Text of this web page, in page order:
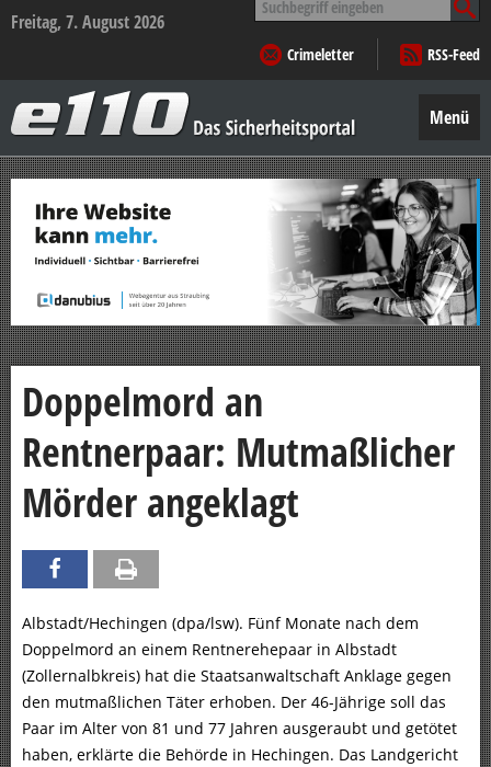
Freitag, 7. August 2026
nach:
Crimeletter
RSS-Feed
–
Das
Sicherheitsportal
Menü
Zum
Inhalt
springen
Doppelmord an
Rentnerpaar: Mutmaßlicher
Mörder angeklagt
Albstadt/Hechingen (dpa/lsw). Fünf Monate nach dem
Doppelmord an einem Rentnerehepaar in Albstadt
(Zollernalbkreis) hat die Staatsanwaltschaft Anklage gegen
den mutmaßlichen Täter erhoben. Der 46-Jährige soll das
Paar im Alter von 81 und 77 Jahren ausgeraubt und getötet
haben, erklärte die Behörde in Hechingen. Das Landgericht